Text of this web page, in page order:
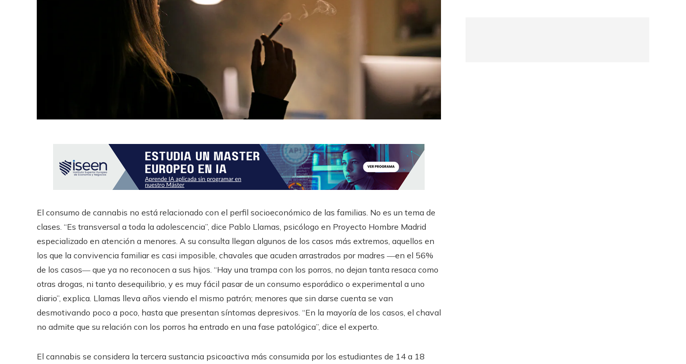
El consumo de cannabis no está relacionado con el perfil socioeconómico de las familias. No es un tema de
clases. “Es transversal a toda la adolescencia”, dice Pablo Llamas, psicólogo en Proyecto Hombre Madrid
especializado en atención a menores. A su consulta llegan algunos de los casos más extremos, aquellos en
los que la convivencia familiar es casi imposible, chavales que acuden arrastrados por madres ―en el 56%
de los casos― que ya no reconocen a sus hijos. “Hay una trampa con los porros, no dejan tanta resaca como
otras drogas, ni tanto desequilibrio, y es muy fácil pasar de un consumo esporádico o experimental a uno
diario”, explica. Llamas lleva años viendo el mismo patrón; menores que sin darse cuenta se van
desmotivando poco a poco, hasta que presentan síntomas depresivos. “En la mayoría de los casos, el chaval
no admite que su relación con los porros ha entrado en una fase patológica”, dice el experto.
El cannabis se considera la tercera sustancia psicoactiva más consumida por los estudiantes de 14 a 18